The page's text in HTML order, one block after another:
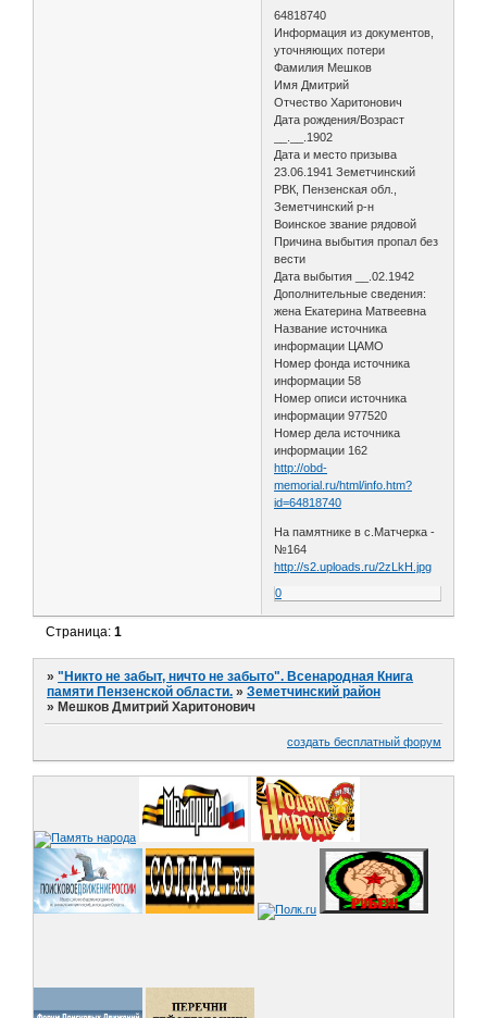
64818740
Информация из документов,
уточняющих потери
Фамилия Мешков
Имя Дмитрий
Отчество Харитонович
Дата рождения/Возраст
__.__.1902
Дата и место призыва
23.06.1941 Земетчинский
РВК, Пензенская обл.,
Земетчинский р-н
Воинское звание рядовой
Причина выбытия пропал без
вести
Дата выбытия __.02.1942
Дополнительные сведения:
жена Екатерина Матвеевна
Название источника
информации ЦАМО
Номер фонда источника
информации 58
Номер описи источника
информации 977520
Номер дела источника
информации 162
http://obd-
memorial.ru/html/info.htm?
id=64818740
На памятнике в с.Матчерка -
№164
http://s2.uploads.ru/2zLkH.jpg
0
Страница:1
»"Никто не забыт, ничто не забыто". Всенародная Книга
памяти Пензенской области. »Земетчинский район
» Мешков Дмитрий Харитонович
создать бесплатный форум